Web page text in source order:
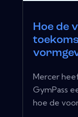
Hoe de
Mercer
GymPass
hoe de